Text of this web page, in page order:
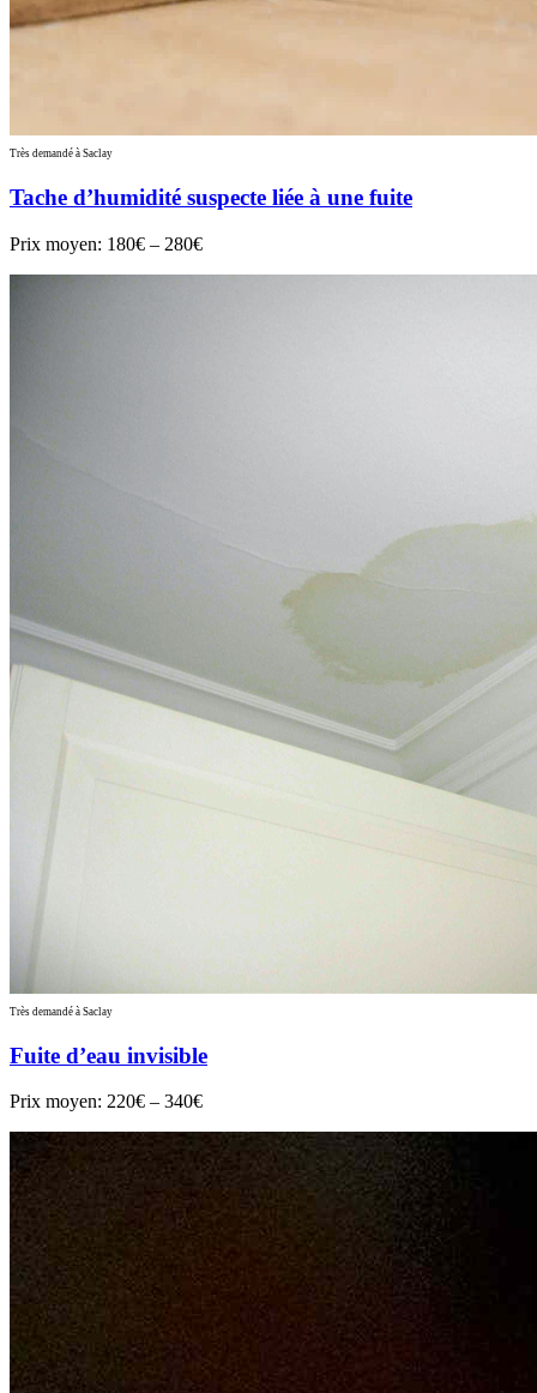
Très demandé à Saclay
Tache d’humidité suspecte liée à une fuite
Prix moyen: 180€ – 280€
Très demandé à Saclay
Fuite d’eau invisible
Prix moyen: 220€ – 340€